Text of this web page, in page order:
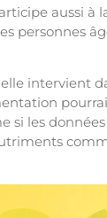
aussi à
personnes
intervient
si les